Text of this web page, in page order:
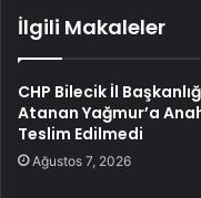
İlgili Makaleler
CHP Bilecik İl
Atanan Yağmur’a
Teslim Edilmedi
Ağustos 7, 2026